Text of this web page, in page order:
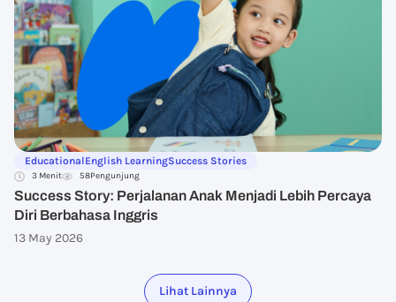
EducationalEnglish LearningSuccess Stories
3 Menit 58Pengunjung
Success Story: Perjalanan Anak Menjadi Lebih Percaya
Diri Berbahasa Inggris
13 May 2026
Lihat Lainnya